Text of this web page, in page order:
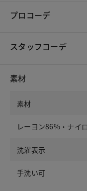
プロコーデ
スタッフコーデ
素材
素材
レーヨン86%・ナイ
洗濯表示
手洗い可